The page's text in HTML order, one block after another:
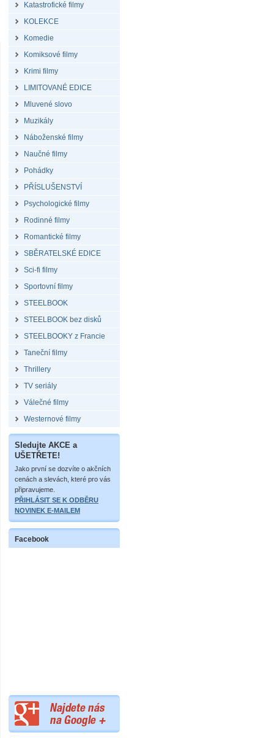
Katastrofické filmy
KOLEKCE
Komedie
Komiksové filmy
Krimi filmy
LIMITOVANÉ EDICE
Mluvené slovo
Muzikály
Náboženské filmy
Naučné filmy
Pohádky
PŘÍSLUŠENSTVÍ
Psychologické filmy
Rodinné filmy
Romantické filmy
SBĚRATELSKÉ EDICE
Sci-fi filmy
Sportovní filmy
STEELBOOK
STEELBOOK bez disků
STEELBOOKY z Francie
Taneční filmy
Thrillery
TV seriály
Válečné filmy
Westernové filmy
Sledujte AKCE a
UŠETŘETE!
Jako první se dozvíte o akčních
cenách a slevách, které pro vás
připravujeme.
PŘIHLÁSIT SE K ODBĚRU
NOVINEK E-MAILEM
Facebook